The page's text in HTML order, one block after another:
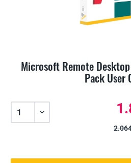
Microsoft Remote
Pack User